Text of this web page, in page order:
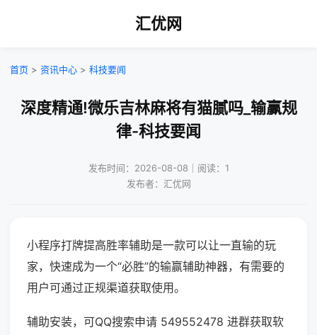
汇优网
首页 > 资讯中心 > 科技要闻
深度精通!微乐吉林麻将有猫腻吗_输赢规
律-科技要闻
发布时间：2026-08-08｜阅读：1
发布者：汇优网
小程序打牌提高胜率辅助是一款可以让一直输的玩
家，快速成为一个“必胜”的输赢辅助神器，有需要的
用户可通过正规渠道获取使用。
辅助安装，可QQ搜索申请 549552478 进群获取软